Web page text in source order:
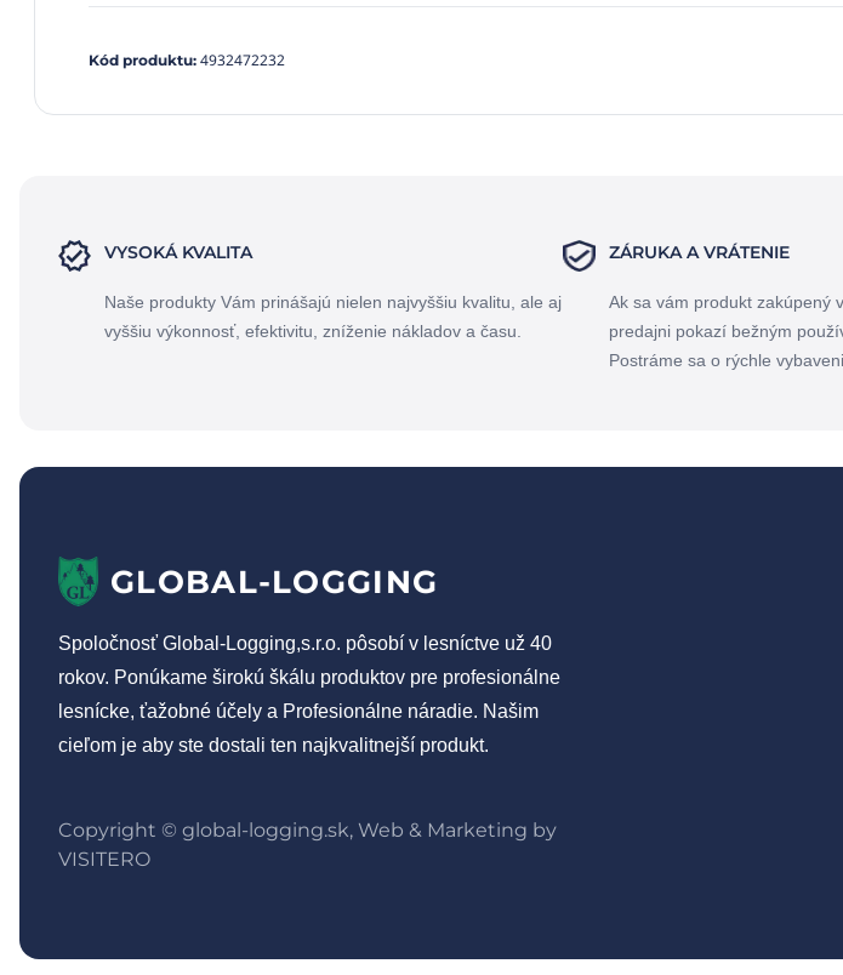
Kód produktu: 4932472232
VYSOKÁ KVALITA
Naše produkty Vám prinášajú nielen najvyššiu kvalitu, ale aj
vyššiu výkonnosť, efektivitu, zníženie nákladov a času.
ZÁRUKA A VRÁTENIE
Ak sa vám produkt zakúpený
predajni pokazí bežným
Postráme sa o rýchle
GLOBAL-LOGGING
Spoločnosť Global-Logging,s.r.o. pôsobí v lesníctve už 40
rokov. Ponúkame širokú škálu produktov pre profesionálne
lesnícke, ťažobné účely a Profesionálne náradie. Našim
cieľom je aby ste dostali ten najkvalitnejší produkt.
Copyright © global-logging.sk, Web & Marketing by
VISITERO